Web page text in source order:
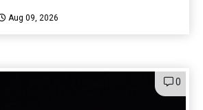
Aug 09, 2026
0